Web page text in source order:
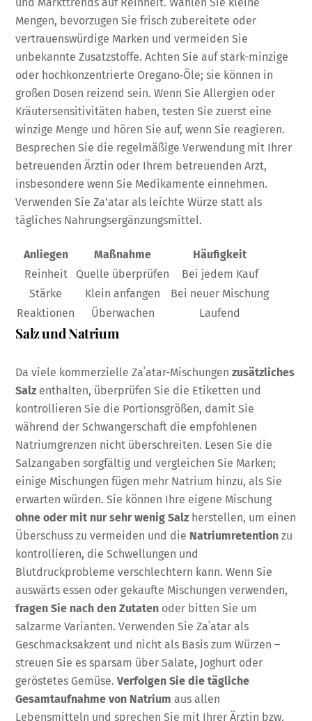
und Markttrends auf Reinheit. Wählen Sie kleine
Mengen, bevorzugen Sie frisch zubereitete oder
vertrauenswürdige Marken und vermeiden Sie
unbekannte Zusatzstoffe. Achten Sie auf stark-minzige
oder hochkonzentrierte Oregano‑Öle; sie können in
großen Dosen reizend sein. Wenn Sie Allergien oder
Kräutersensitivitäten haben, testen Sie zuerst eine
winzige Menge und hören Sie auf, wenn Sie reagieren.
Besprechen Sie die regelmäßige Verwendung mit Ihrer
betreuenden Ärztin oder Ihrem betreuenden Arzt,
insbesondere wenn Sie Medikamente einnehmen.
Verwenden Sie Za’atar als leichte Würze statt als
tägliches Nahrungsergänzungsmittel.
Anliegen Maßnahme
Häufigkeit
Reinheit
Quelle überprüfen
Bei jedem Kauf
Stärke
Klein anfangen
Bei neuer Mischung
Reaktionen
Überwachen Laufend
Salz und Natrium
Da viele kommerzielle Zaʿatar-Mischungenzusätzliches
Salz enthalten, überprüfen Sie die Etiketten und
kontrollieren Sie die Portionsgrößen, damit Sie
während der Schwangerschaft die empfohlenen
Natriumgrenzen nicht überschreiten. Lesen Sie die
Salzangaben sorgfältig und vergleichen Sie Marken;
einige Mischungen fügen mehr Natrium hinzu, als Sie
erwarten würden. Sie können Ihre eigene Mischung
ohne oder mit nur sehr wenig Salz herstellen, um einen
Überschuss zu vermeiden und die Natriumretention zu
kontrollieren, die Schwellungen und
Blutdruckprobleme verschlechtern kann. Wenn Sie
auswärts essen oder gekaufte Mischungen verwenden,
fragen Sie nach den Zutaten oder bitten Sie um
salzarme Varianten. Verwenden Sie Zaʿatar als
Geschmacksakzent und nicht als Basis zum Würzen –
streuen Sie es sparsam über Salate, Joghurt oder
geröstetes Gemüse.Verfolgen Sie die tägliche
Gesamtaufnahme von Natrium aus allen
Lebensmitteln und sprechen Sie mit Ihrer Ärztin bzw.